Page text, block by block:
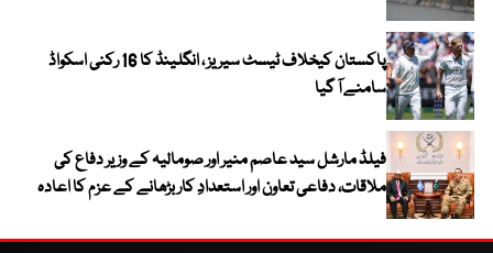
پاکستان کیخلاف ٹیسٹ سیریز ، انگلینڈ کا 16 رکنی اسکواڈ
سامنے آ گیا
فیلڈ مارشل سید عاصم منیر اور صومالیہ کے وزیر دفاع کی
ملاقات، دفاعی تعاون اور استعدادِ کار بڑھانے کے عزم کا اعادہ